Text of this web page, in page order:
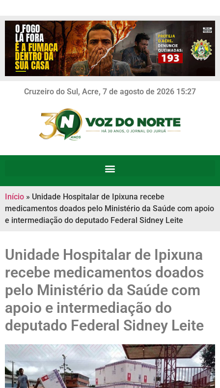
Cruzeiro do Sul, Acre, 7 de agosto de 2026 15:27
Início » Unidade Hospitalar de Ipixuna recebe
medicamentos doados pelo Ministério da Saúde com apoio
e intermediação do deputado Federal Sidney Leite
Unidade Hospitalar de Ipixuna
recebe medicamentos doados
pelo Ministério da Saúde com
apoio e intermediação do
deputado Federal Sidney Leite